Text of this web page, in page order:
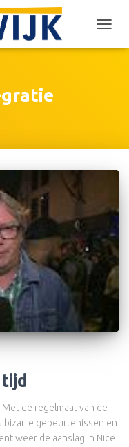
de regelmaat van de
gebeurtenissen en
weer de aanslag in Nice